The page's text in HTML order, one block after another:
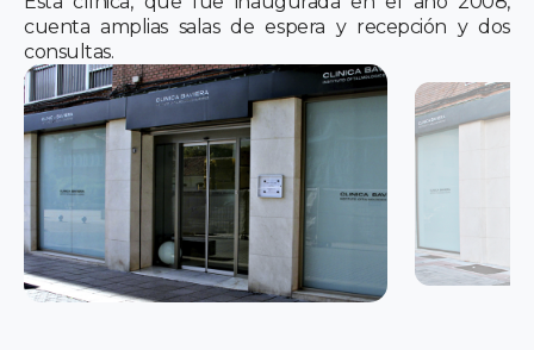
cuenta amplias salas de espera y recepción y dos
consultas.